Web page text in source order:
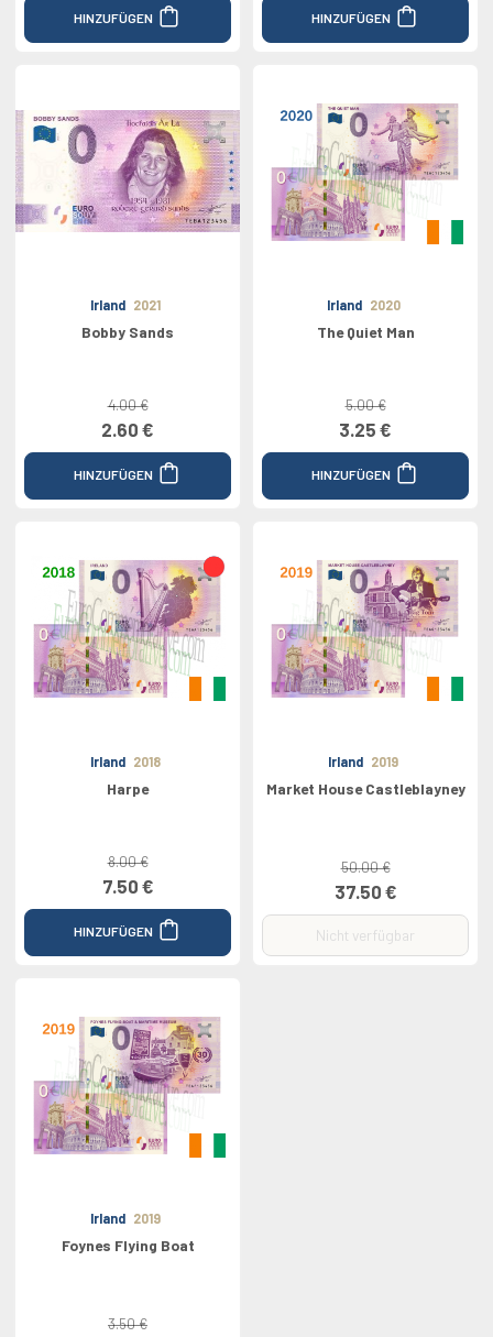
HINZUFÜGEN HINZUFÜGEN
Irland 2021
Bobby Sands
4.00 €
2.60 €
HINZUFÜGEN
Irland 2020
The Quiet Man
5.00 €
3.25 €
HINZUFÜGEN
Irland 2018
Harpe
8.00 €
7.50 €
HINZUFÜGEN
Irland 2019
Market House Castleblayney
50.00 €
37.50 €
Nicht verfügbar
Irland 2019
Foynes Flying Boat
3.50 €